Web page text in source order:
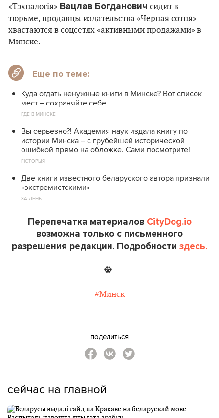
«Тэхналогія» Вацлав Богданович сидит в
тюрьме, продавцы издательства «Черная сотня»
хвастаются в соцсетях «активными продажами» в
Минске.
Еще по теме:
Куда отдать ненужные книги в Минске? Вот список
мест – сохраняйте себе
ГДЕ В МИНСКЕ
Вы серьезно?! Академия наук издала книгу по
истории Минска – с грубейшей исторической
ошибкой прямо на обложке. Сами посмотрите!
ГІСТОРЫЯ
Две книги известного беларуского автора признали
«экстремистскими»
ЗА ДЕНЬ
Перепечатка материалов CityDog.io
возможна только с письменного
разрешения редакции. Подробности здесь.
#Минск
поделиться
сейчас на главной